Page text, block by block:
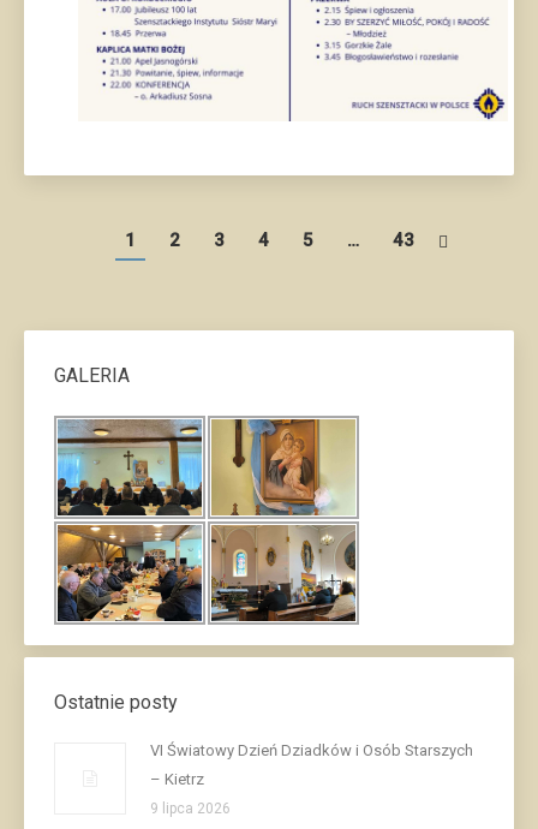
1 2 3 4 5 … 43
GALERIA
Ostatnie posty
VI Światowy Dzień Dziadków i Osób Starszych
– Kietrz
9 lipca 2026